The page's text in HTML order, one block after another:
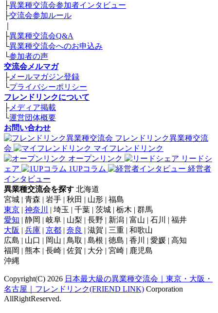
├異業種交流会参加者インタビュー
├交流会参加ルール
├異業種交流会Q&A
└異業種交流会へのお申込み
└参加者の声
交流会メルマガ
├メールマガジン登録
└プライバシーポリシー
フレンドリンクについて
├メディア掲載
└運営団体概要
お問い合わせ
フレンドリンク異業種交流
会
マイフレンドリンク
オープンリンク
リードシ
ェア
1UPコラム
経営者
インタビュー
異業種交流会を探す 北海道
宮城 | 青森 | 岩手 | 秋田 | 山形 | 福島
東京 | 神奈川
| 埼玉 | 千葉 | 茨城 | 栃木 | 群馬
愛知 | 静岡 | 岐阜 | 山梨 | 長野 | 新潟 | 富山 | 石川 | 福井
大阪 | 兵庫 | 京都 | 奈良 | 滋賀 | 三重 | 和歌山
広島 | 山口 | 岡山 | 鳥取 | 島根 | 徳島 | 香川 | 愛媛 | 高知
福岡 | 熊本 | 長崎 | 佐賀 | 大分 | 宮崎 | 鹿児島
沖縄
Copyright(C) 2026 日本最大級の異業種交流会｜東京・大阪・
名古屋｜フレンドリンク(FRIEND LINK) Corporation
AllRightReserved.